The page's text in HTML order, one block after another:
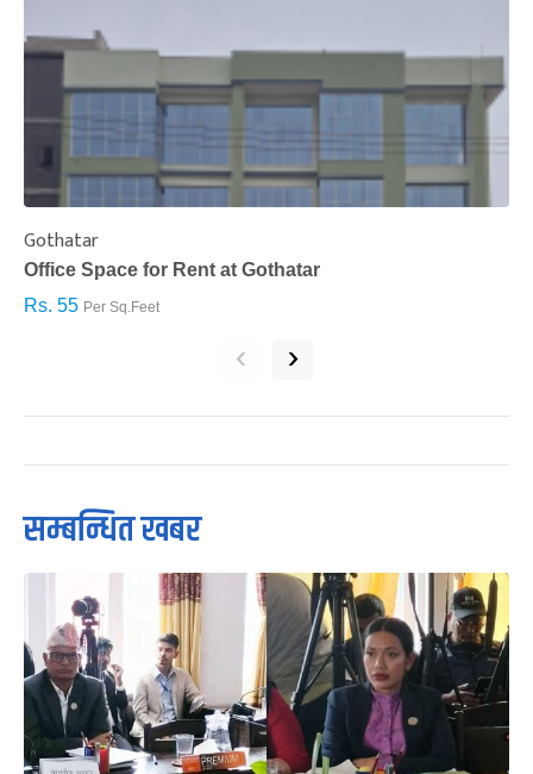
Gothatar
Office Space for Rent at Gothatar
Rs. 55 Per Sq.Feet
‹ ›
सम्बन्धित खबर